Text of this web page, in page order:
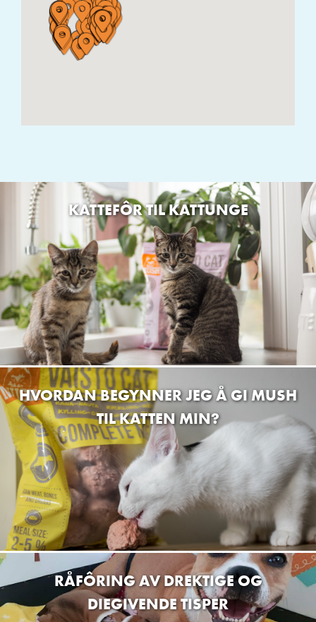
Pets kløfta
Ilevegen 1, 2040 Kløfta, Norway
Fjellhamarveien 56F, 1472 Fjellhamar, Norja
Firmapmgaustad /eidskograwfor
Ånebyvegen 53, 2240 Magnor, Norja
Gårdstunet As
Blindevannsveien 175, 3077 Sande i Vestfold, Norja
Felleskjøpet agri sa førde
Firdavegen 18, 6800 Førde, Norja
Felleskjøpet agri mo i rana
Søderlundmyra 5, 8622 Mo i Rana, Norja
Lassie & Garfield
2750 Gran, Norja
Ramses Zoo As
Holterveien 3, 1448 Drøbak, Norja
Jovial hund da
Trysilvegen 244, Elverum, Norja
Buddy Molde
Birger Hatlebakks veg, 6415 Molde, Norja
Zoobutikken AS
KATTEFÔR TIL KATTUNGE
HVORDAN BEGYNNER JEG Å GI MUSH
TIL KATTEN MIN?
RÅFÔRING AV DREKTIGE OG
DIEGIVENDE TISPER